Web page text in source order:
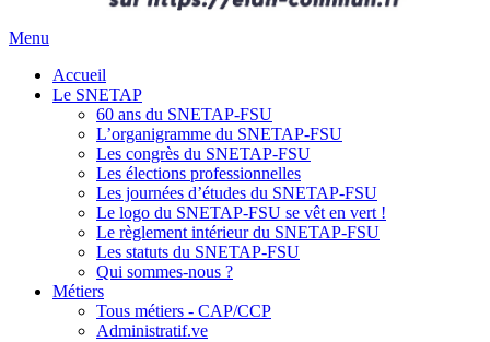
Menu
Accueil
Le SNETAP
60 ans du SNETAP-FSU
L’organigramme du SNETAP-FSU
Les congrès du SNETAP-FSU
Les élections professionnelles
Les journées d’études du SNETAP-FSU
Le logo du SNETAP-FSU se vêt en vert !
Le règlement intérieur du SNETAP-FSU
Les statuts du SNETAP-FSU
Qui sommes-nous ?
Métiers
Tous métiers - CAP/CCP
Administratif.ve